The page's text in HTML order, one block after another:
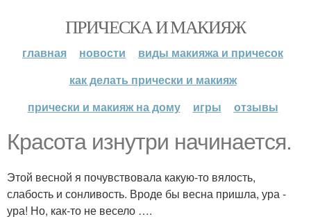
ПРИЧЕСКА И МАКИЯЖ
главная новости
виды макияжа и причесок
как делать прически и макияж
прически и макияж на дому
игры отзывы
Красота изнутри начинается.
Этой весной я почувствовала какую-то вялость,
слабость и сонливость. Вроде бы весна пришла, ура -
ура! Но, как-то не весело ….